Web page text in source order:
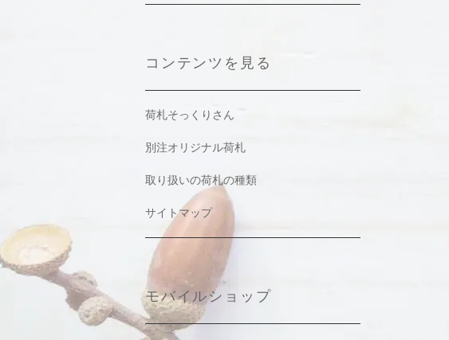
コンテンツを見る
荷札そっくりさん
別注オリジナル荷札
取り扱いの荷札の種類
サイトマップ
モバイルショップ